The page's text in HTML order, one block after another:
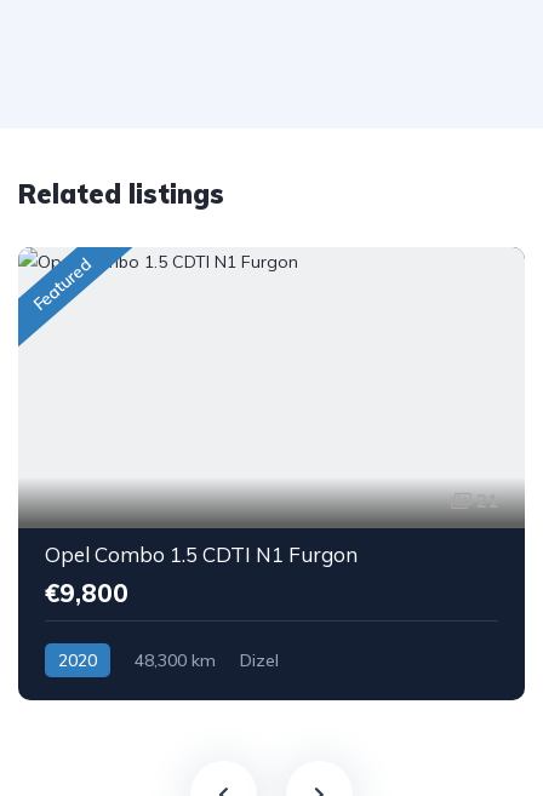
Related listings
Featured
21
Opel Combo 1.5 CDTI N1 Furgon
€9,800
2020 48,300 km Dizel